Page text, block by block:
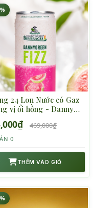
24 Lon Nước có Gaz
vị ổi hồng - Danny
469,000₫
0
THÊM VÀO GIỎ